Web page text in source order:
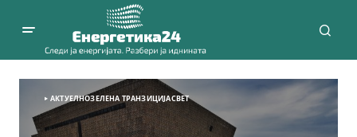
АКТУЕЛНОЗЕЛЕНА ТРАНЗИЦИЈАСВЕТ